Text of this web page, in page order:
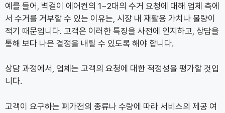
예를 들어, 벽걸이 에어컨의 1~2대의 수거 요청에 대해 업체 측에
서 수거를 거부할 수 있는 이유는, 시장 내 재활용 가치나 물량이
적기 때문입니다. 고객은 이러한 특징을 사전에 인지하고, 상담을
통해 보다 나은 결정을 내릴 수 있도록 해야 합니다.
상담 과정에서, 업체는 고객의 요청에 대한 적정성을 평가할 것입
니다.
고객이 요구하는 폐가전의 종류나 수량에 따라 서비스의 제공 여